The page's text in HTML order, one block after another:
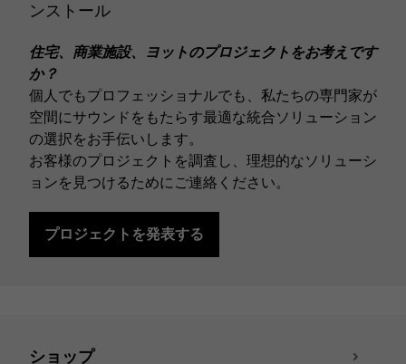
ンストール
住宅、商業施設、ヨットのプロジェクトをお考えです
か？
個人でもプロフェッショナルでも、私たちの専門家が
空間にサウンドをもたらす最適な統合ソリューション
の選択をお手伝いします。
お客様のプロジェクトを調査し、理想的なソリューシ
ョンを見つけるためにご連絡ください。
プロジェクトを発表する
ショップ